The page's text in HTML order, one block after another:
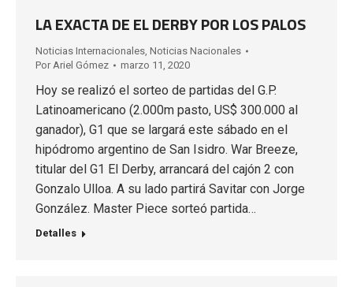
LA EXACTA DE EL DERBY POR LOS PALOS
Noticias Internacionales, Noticias Nacionales
Por Ariel Gómez marzo 11, 2020
Hoy se realizó el sorteo de partidas del G.P.
Latinoamericano (2.000m pasto, US$ 300.000 al
ganador), G1 que se largará este sábado en el
hipódromo argentino de San Isidro. War Breeze,
titular del G1 El Derby, arrancará del cajón 2 con
Gonzalo Ulloa. A su lado partirá Savitar con Jorge
González. Master Piece sorteó partida…
Detalles